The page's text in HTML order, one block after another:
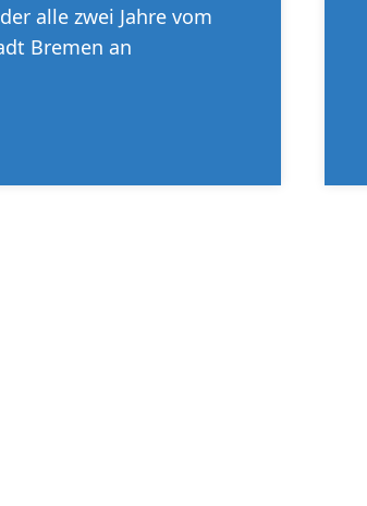
alle zwei Jahre vom
Bremen an